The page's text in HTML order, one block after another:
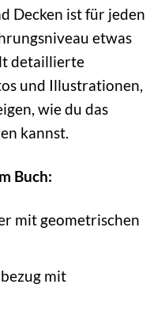
Decken ist für jeden
etwas
detaillierte
und Illustrationen,
wie du das
kannst.
Buch:
mit geometrischen
mit